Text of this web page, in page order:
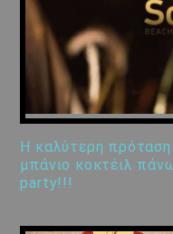
Η καλύτερη πρόταση
μπάνιο κοκτέιλ
party!!!